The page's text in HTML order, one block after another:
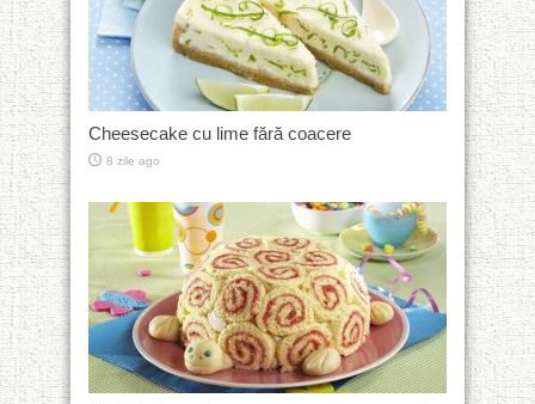
Cheesecake cu lime fără coacere
8 zile ago